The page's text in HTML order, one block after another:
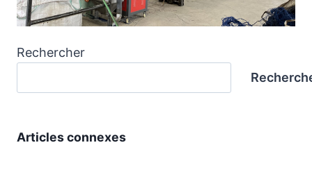
Rechercher
Articles connexes